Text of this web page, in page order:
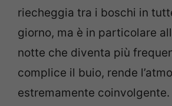
riecheggia tra i boschi in
giorno, ma è in particolare
notte che diventa più
complice il buio, rende
estremamente coinvolgente.